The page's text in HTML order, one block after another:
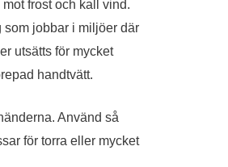
frost och kall vind.
som jobbar i miljöer där
utsätts för mycket
handtvätt.
Använd så
för torra eller mycket